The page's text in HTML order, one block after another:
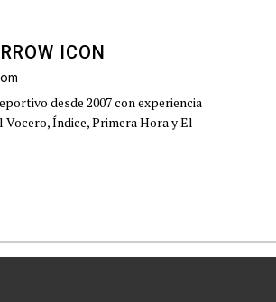
desde 2007 con experiencia
Índice, Primera Hora y El